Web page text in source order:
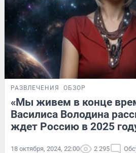
РАЗВЛЕЧЕНИЯ ОБЗОР
«Мы живем в конце
Василиса Володина
ждет Россию в 2025
18 октября, 2024, 22:00 2 295